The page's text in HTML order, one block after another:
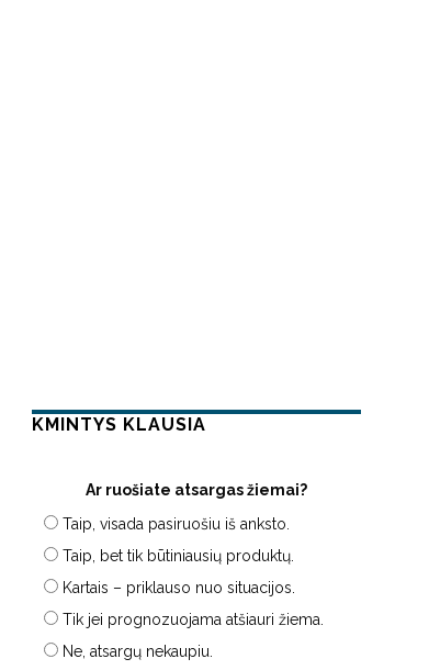
KMINTYS KLAUSIA
Ar ruošiate atsargas žiemai?
Taip, visada pasiruošiu iš anksto.
Taip, bet tik būtiniausių produktų.
Kartais – priklauso nuo situacijos.
Tik jei prognozuojama atšiauri žiema.
Ne, atsargų nekaupiu.